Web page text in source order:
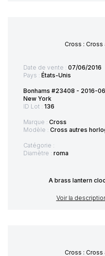
Cross :
Date de vente : 07/06/2016
Pays : États-Unis
Bonhams #23408 - 2016-
New York
ID Lot : 136
Marque : Cross
Modèle : Cross autres
Catégorie :
Diamètre : roma
A brass lantern
Voir la
Cross :